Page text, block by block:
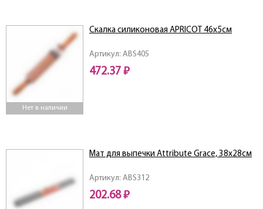
Нет в наличии
Артикул: ABS405
Скалка силиконовая APRICOT 46х5см
472.37 ₽
Артикул: ABS312
Мат для выпечки Attribute Grace, 38х28см
202.68 ₽